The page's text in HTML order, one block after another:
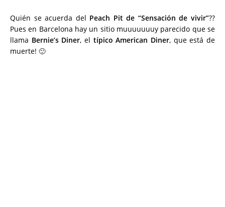
Quién se acuerda del Peach Pit de “Sensación de vivir”??
Pues en Barcelona hay un sitio muuuuuuuy parecido que se
llama Bernie’s Diner, el típico American Diner, que está de
muerte! 🙂